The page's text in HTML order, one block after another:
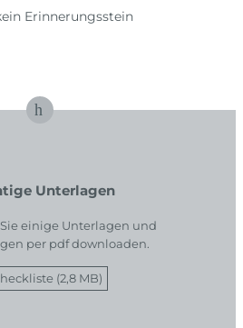
Erinnerungsstein
Unterlagen
einige Unterlagen und
per pdf downloaden.
(2,8 MB)